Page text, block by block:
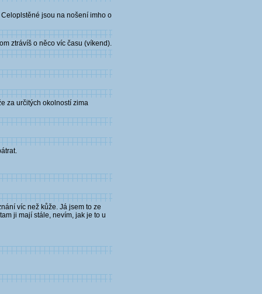
jsou na nošení imho o
ztrávíš o něco víc času (víkend).
za určitých okolností zima
víc než kůže. Já jsem to ze
ji mají stále, nevím, jak je to u